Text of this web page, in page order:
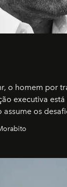
o homem por
executiva
os